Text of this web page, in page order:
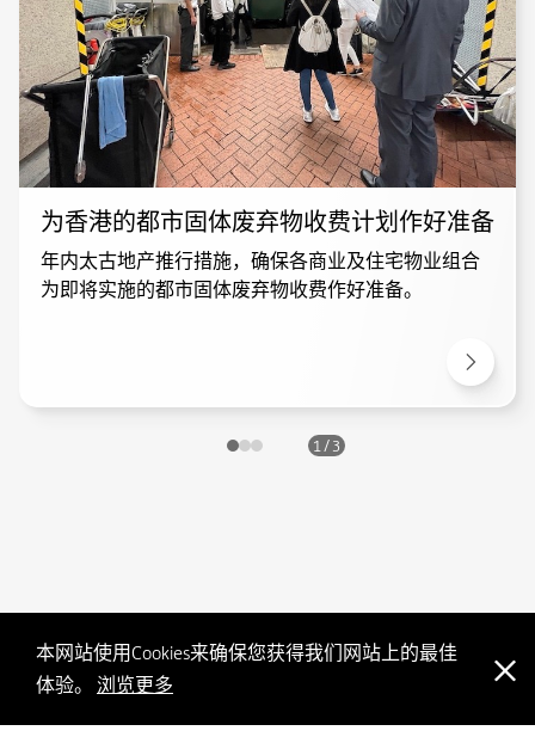
为香港的都市固体废弃物收费计划作好准备
年内太古地产推行措施，确保各商业及住宅物业组合
为即将实施的都市固体废弃物收费作好准备。
1 / 3
本网站使用Cookies来确保您获得我们网站上的最佳
体验。 浏览更多